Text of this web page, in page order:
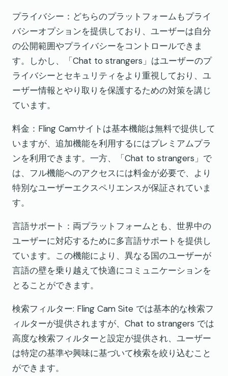
プライバシー：どちらのプラットフォームもプライ
バシーオプションを提供しており、ユーザーは自分
の公開範囲やプライバシーをコントロールできま
す。しかし、「Chat to strangers」はユーザーのプ
ライバシーとセキュリティをより重視しており、ユ
ーザー情報とやり取りを保護するための対策を講じ
ています。
料金：Fling Camサイトは基本機能は無料で提供して
いますが、追加機能を利用するにはプレミアムプラ
ンを利用できます。一方、「Chat to strangers」で
は、フル機能へのアクセスには料金が必要で、より
特別なユーザーエクスペリエンスが保証されていま
す。
言語サポート：両プラットフォームとも、世界中の
ユーザーに対応するために多言語サポートを提供し
ています。この機能により、異なる国のユーザーが
言語の壁を乗り越えて快適にコミュニケーションを
とることができます。
検索フィルター: Fling Cam Site では基本的な検索フ
ィルターが提供されますが、Chat to strangers では
高度な検索フィルターと設定が提供され、ユーザー
は特定の基準や興味に基づいて検索を絞り込むこと
ができます。